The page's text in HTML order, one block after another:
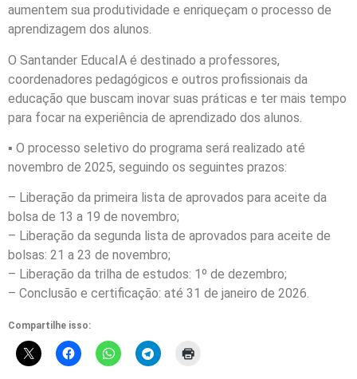
aumentem sua produtividade e enriqueçam o processo de
aprendizagem dos alunos.
O Santander EducaIA é destinado a professores,
coordenadores pedagógicos e outros profissionais da
educação que buscam inovar suas práticas e ter mais tempo
para focar na experiência de aprendizado dos alunos.
▪︎ O processo seletivo do programa será realizado até
novembro de 2025, seguindo os seguintes prazos:
– Liberação da primeira lista de aprovados para aceite da
bolsa de 13 a 19 de novembro;
– Liberação da segunda lista de aprovados para aceite de
bolsas: 21 a 23 de novembro;
– Liberação da trilha de estudos: 1º de dezembro;
– Conclusão e certificação: até 31 de janeiro de 2026.
Compartilhe isso: